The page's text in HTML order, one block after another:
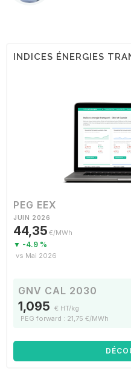
INDICES ÉNERGIES
PEG EEX
JUIN 2026
44,35 €/MWh
▼ -4.9 %
vs Mai 2026
GNV CAL 2030
1,095 € HT/kg
PEG forward : 21,75 €/MWh